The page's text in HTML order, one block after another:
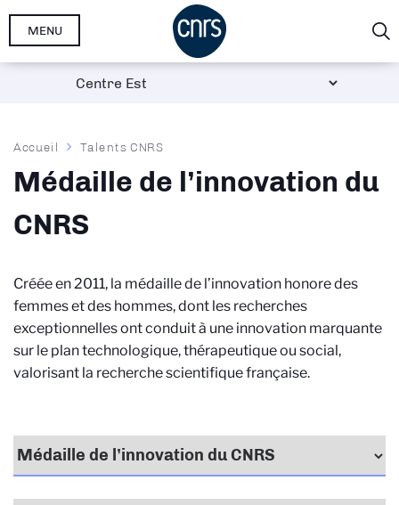
Aller
MENU
Fil
d'Ariane
Accueil Talents CNRS
Médaille de l’innovation du
CNRS
Créée en 2011, la médaille de l’innovation honore des
femmes et des hommes, dont les recherches
exceptionnelles ont conduit à une innovation marquante
sur le plan technologique, thérapeutique ou social,
valorisant la recherche scientifique française.